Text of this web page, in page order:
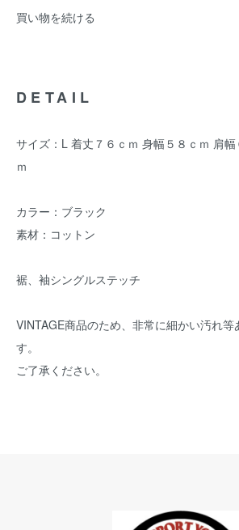
買い物を続ける
DETAIL
サイズ：L 着丈７６ｃｍ 身幅５８ｃｍ 肩幅
ｍ
カラー：ブラック
素材：コットン
裾、袖シングルステッチ
VINTAGE商品のため、非常に細かい汚れ等
す。
ご了承ください。